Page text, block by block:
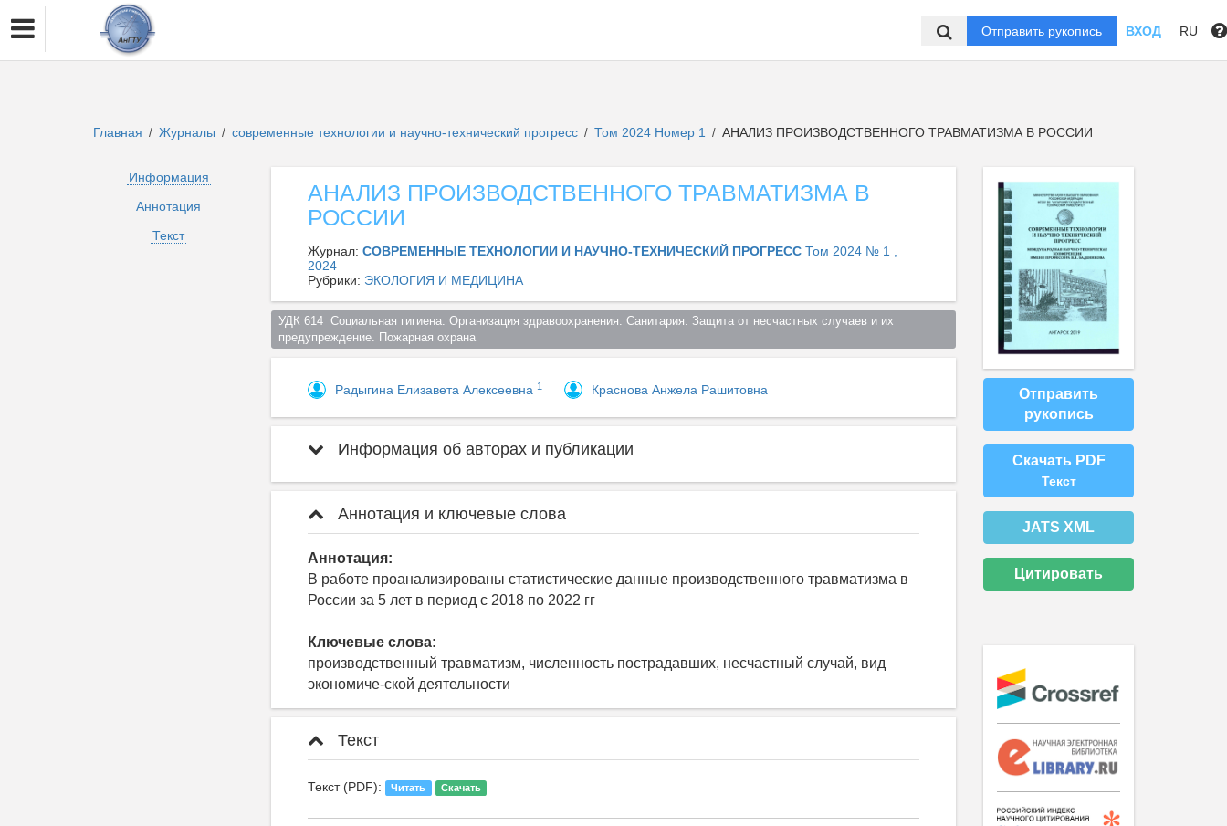
Отправить рукопись ВХОД RU
Главная / Журналы / современные технологии и научно-технический прогресс / Том 2024 Номер 1 / АНАЛИЗ ПРОИЗВОДСТВЕННОГО ТРАВМАТИЗМА В РОССИИ
Информация
Аннотация
Текст
АНАЛИЗ ПРОИЗВОДСТВЕННОГО ТРАВМАТИЗМА В
РОССИИ
Журнал: СОВРЕМЕННЫЕ ТЕХНОЛОГИИ И НАУЧНО-ТЕХНИЧЕСКИЙ ПРОГРЕСС Том 2024 № 1 ,
2024
Рубрики: ЭКОЛОГИЯ И МЕДИЦИНА
УДК 614  Социальная гигиена. Организация здравоохранения. Санитария. Защита от несчастных случаев и их
предупреждение. Пожарная охрана
Радыгина Елизавета Алексеевна 1 Краснова Анжела Рашитовна
Информация об авторах и публикации
Аннотация и ключевые слова
Аннотация:
В работе проанализированы статистические данные производственного травматизма в
России за 5 лет в период с 2018 по 2022 гг
Ключевые слова:
производственный травматизм, численность пострадавших, несчастный случай, вид
экономиче-ской деятельности
Текст
Текст (PDF): Читать Скачать
Отправить
рукопись
Скачать PDF
Текст
JATS XML
Цитировать